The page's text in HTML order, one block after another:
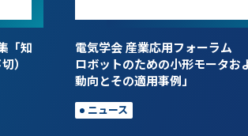
「知
）
電気学会 産業応用フォーラム
ロボットのための小形モータお
動向とその適用事例」
ニュース